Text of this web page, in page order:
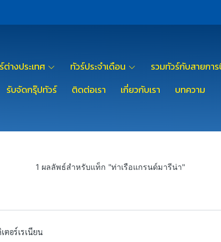
ต่างประเทศ ทัวร์ประจำเดือน
รวมทัวร์กับสายกา
รับจัดกรุ๊ปทัวร์
ติดต่อเรา เกี่ยวกับเรา บทความ
1 ผลลัพธ์สำหรับแท็ก "ท่าเรือแกรนด์มารีน่า"
ตอร์เรเนียน